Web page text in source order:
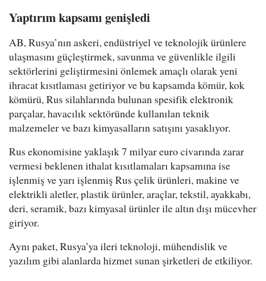
Yaptırım kapsamı genişledi
AB, Rusya’nın askeri, endüstriyel ve teknolojik ürünlere
ulaşmasını güçleştirmek, savunma ve güvenlikle ilgili
sektörlerini geliştirmesini önlemek amaçlı olarak yeni
ihracat kısıtlaması getiriyor ve bu kapsamda kömür, kok
kömürü, Rus silahlarında bulunan spesifik elektronik
parçalar, havacılık sektöründe kullanılan teknik
malzemeler ve bazı kimyasalların satışını yasaklıyor.
Rus ekonomisine yaklaşık 7 milyar euro civarında zarar
vermesi beklenen ithalat kısıtlamaları kapsamına ise
işlenmiş ve yarı işlenmiş Rus çelik ürünleri, makine ve
elektrikli aletler, plastik ürünler, araçlar, tekstil, ayakkabı,
deri, seramik, bazı kimyasal ürünler ile altın dışı mücevher
giriyor.
Aynı paket, Rusya’ya ileri teknoloji, mühendislik ve
yazılım gibi alanlarda hizmet sunan şirketleri de etkiliyor.